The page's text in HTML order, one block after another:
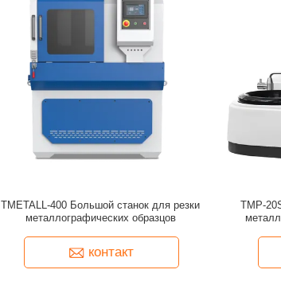
TMETALL-400 Большой станок для резки
металлографических образцов
контакт
TMP-